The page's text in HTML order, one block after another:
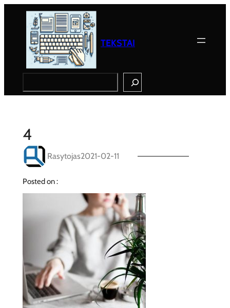
TEKSTAI
4
Rasytojas2021-02-11
Posted on :